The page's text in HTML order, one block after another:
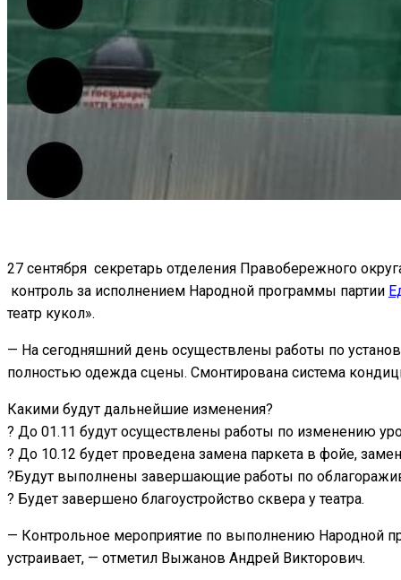
27 сентября секретарь отделения Правобережного
контроль за исполнением Народной программы партии
театр кукол».
— На сегодняшний день осуществлены работы по
полностью одежда сцены. Смонтирована система
Какими будут дальнейшие изменения?
? До 01.11 будут осуществлены работы по изменению
? До 10.12 будет проведена замена паркета в фойе,
?Будут выполнены завершающие работы по
? Будет завершено благоустройство сквера у театра.
— Контрольное мероприятие по выполнению Народной
устраивает, — отметил Выжанов Андрей Викторович.